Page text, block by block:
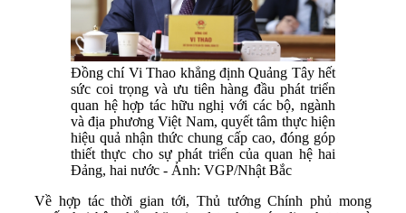
Đồng chí Vi Thao khẳng định Quảng Tây hết
sức coi trọng và ưu tiên hàng đầu phát triển
quan hệ hợp tác hữu nghị với các bộ, ngành
và địa phương Việt Nam, quyết tâm thực hiện
hiệu quả nhận thức chung cấp cao, đóng góp
thiết thực cho sự phát triển của quan hệ hai
Đảng, hai nước - Ảnh: VGP/Nhật Bắc
Về hợp tác thời gian tới, Thủ tướng Chính phủ mong